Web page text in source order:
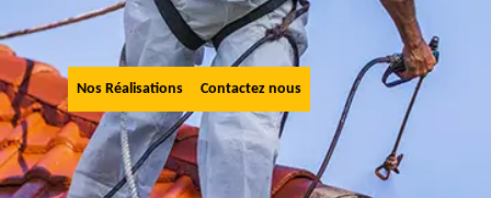
Nos Réalisations Contactez nous